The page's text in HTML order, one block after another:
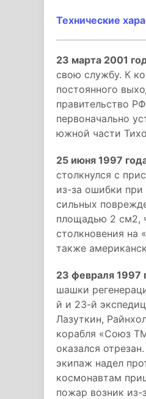
Технические
23 марта 2001
свою службу. К
постоянного
правительство
первоначально
южной части
25 июня 1997
столкнулся с
из-за ошибки
сильных
площадью 2 см2,
столкновения на
также
23 февраля 1997
шашки
й и 23-й
Лазуткин,
корабля «Союз
оказался
экипаж надел
космонавтам
пожар возник из-